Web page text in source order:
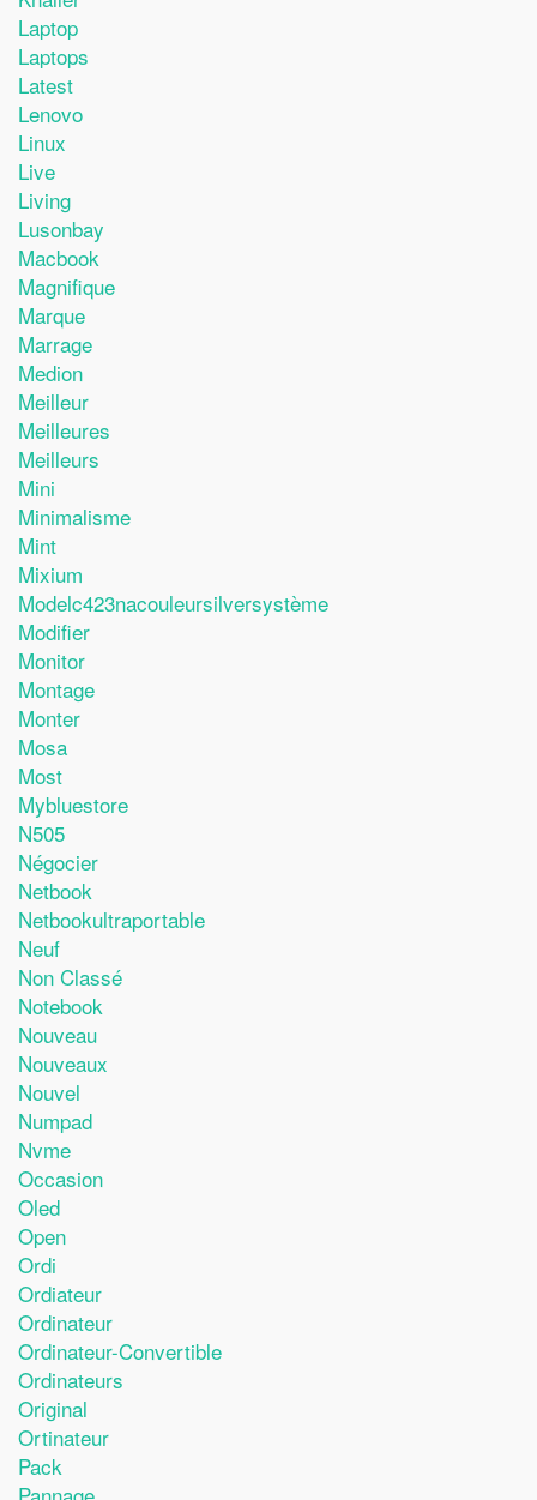
Laptop
Laptops
Latest
Lenovo
Linux
Live
Living
Lusonbay
Macbook
Magnifique
Marque
Marrage
Medion
Meilleur
Meilleures
Meilleurs
Mini
Minimalisme
Mint
Mixium
Modelc423nacouleursilversystème
Modifier
Monitor
Montage
Monter
Mosa
Most
Mybluestore
N505
Négocier
Netbook
Netbookultraportable
Neuf
Non Classé
Notebook
Nouveau
Nouveaux
Nouvel
Numpad
Nvme
Occasion
Oled
Open
Ordi
Ordiateur
Ordinateur
Ordinateur-Convertible
Ordinateurs
Original
Ortinateur
Pack